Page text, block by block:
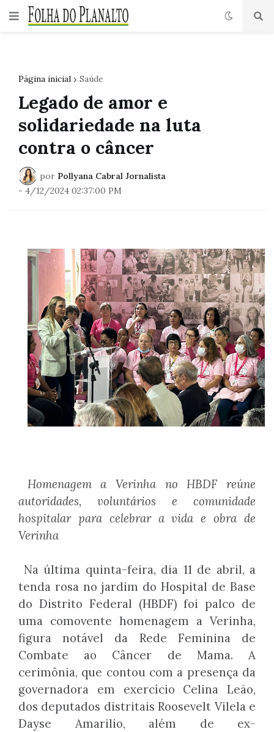
Página inicial Saúde
Legado de amor e
solidariedade na luta
contra o câncer
por Pollyana Cabral Jornalista
- 4/12/2024 02:37:00 PM
Homenagem a Verinha no HBDF reúne
autoridades, voluntários e comunidade
hospitalar para celebrar a vida e obra de
Verinha
Na última quinta-feira, dia 11 de abril, a
tenda rosa no jardim do Hospital de Base
do Distrito Federal (HBDF) foi palco de
uma comovente homenagem a Verinha,
figura notável da Rede Feminina de
Combate ao Câncer de Mama. A
cerimônia, que contou com a presença da
governadora em exercício Celina Leão,
dos deputados distritais Roosevelt Vilela e
Dayse Amarilio, além de ex-